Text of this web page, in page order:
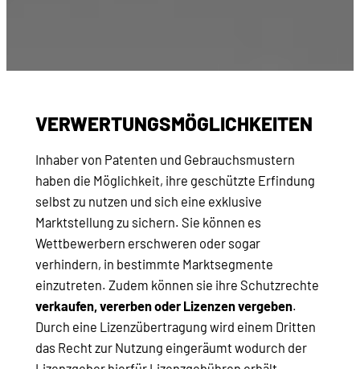
VERWERTUNGSMÖGLICHKEITEN
Inhaber von Patenten und Gebrauchsmustern
haben die Möglichkeit, ihre geschützte Erfindung
selbst zu nutzen und sich eine exklusive
Marktstellung zu sichern. Sie können es
Wettbewerbern erschweren oder sogar
verhindern, in bestimmte Marktsegmente
einzutreten. Zudem können sie ihre Schutzrechte
verkaufen, vererben oder Lizenzen vergeben.
Durch eine Lizenzübertragung wird einem Dritten
das Recht zur Nutzung eingeräumt wodurch der